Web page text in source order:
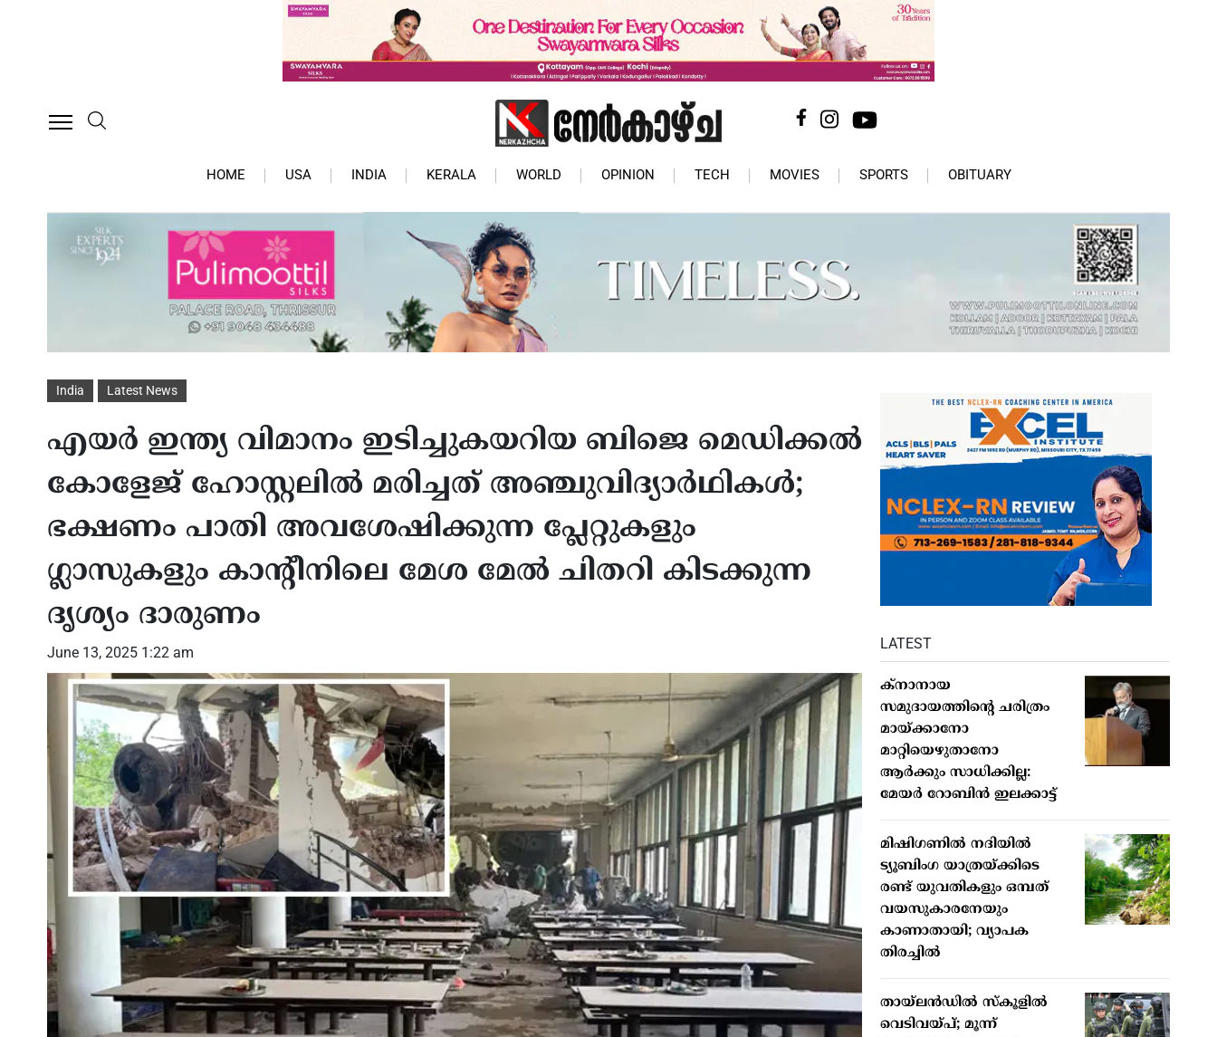
HOME USA INDIA KERALA WORLD OPINION TECH MOVIES SPORTS OBITUARY
India Latest News
എയർ ഇന്ത്യ വിമാനം ഇടിച്ചുകയറിയ ബിജെ മെഡിക്കൽ
കോളേജ് ഹോസ്റ്റലിൽ മരിച്ചത് അഞ്ചുവിദ്യാർഥികൾ;
ഭക്ഷണം പാതി അവശേഷിക്കുന്ന പ്ലേറ്റുകളും
ഗ്ലാസുകളും കാന്റീനിലെ മേശ മേൽ ചിതറി കിടക്കുന്ന
ദൃശ്യം ദാരുണം
June 13, 2025 1:22 am
LATEST
ക്നാനായ
സമുദായത്തിന്റെ ചരിത്രം
മായ്ക്കാനോ
മാറ്റിയെഴുതാനോ
ആർക്കും സാധിക്കില്ല:
മേയർ റോബിൻ ഇലക്കാട്ട്
മിഷിഗണില്‍ നദിയില്‍
ട്യൂബിംഗ യാത്രയ്ക്കിടെ
രണ്ട് യുവതികളും ഒമ്പത്
വയസുകാരനേയും
കാണാതായി; വ്യാപക
തിരച്ചില്‍
തായ്ലന്‍ഡില്‍ സ്‌കൂളില്‍
വെടിവയ്പ്; മൂന്ന്